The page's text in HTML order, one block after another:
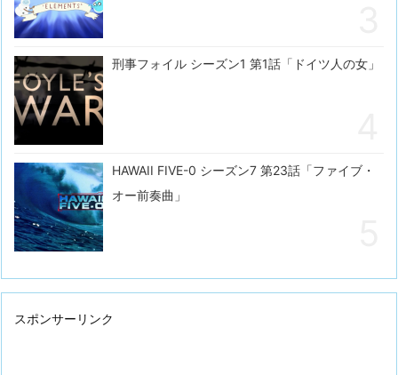
刑事フォイル シーズン1 第1話「ドイツ人の女」
HAWAII FIVE-0 シーズン7 第23話「ファイブ・
オー前奏曲」
スポンサーリンク